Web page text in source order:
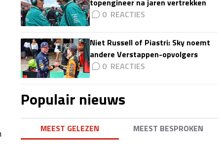
topengineer na jaren vertrekken
0
Niet Russell of Piastri: Sky noemt
andere Verstappen-opvolgers
0
Populair nieuws
MEEST GELEZEN MEEST BESPROKEN